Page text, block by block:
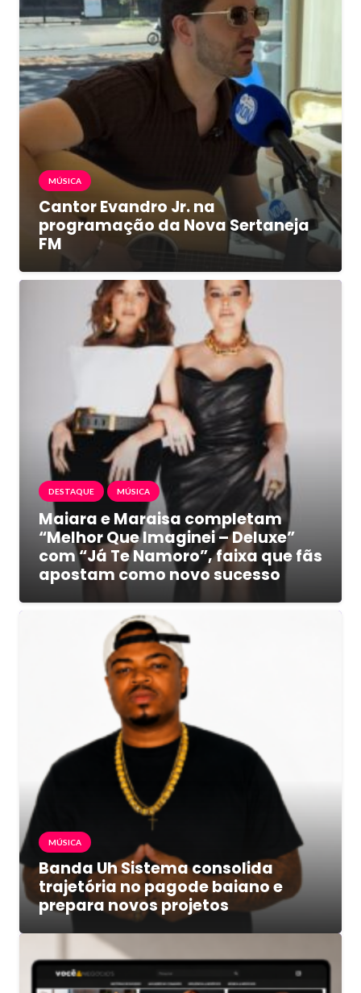
MÚSICA
Cantor Evandro Jr. na
programação da Nova Sertaneja
FM
DESTAQUE MÚSICA
Maiara e Maraisa completam
“Melhor Que Imaginei – Deluxe”
com “Já Te Namoro”, faixa que fãs
apostam como novo sucesso
MÚSICA
Banda Uh Sistema consolida
trajetória no pagode baiano e
prepara novos projetos